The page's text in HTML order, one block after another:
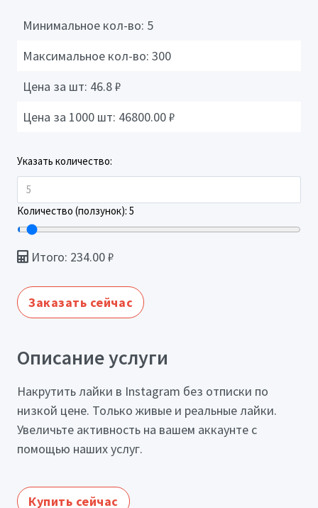
Минимальное кол-во: 5
Максимальное кол-во: 300
Цена за шт: 46.8₽
Цена за 1000 шт: 46800.00₽
Указать количество:
Количество (ползунок): 5
Итого: 234.00₽
Заказать сейчас
Описание услуги
Накрутить лайки в Instagram без отписки по
низкой цене. Только живые и реальные лайки.
Увеличьте активность на вашем аккаунте с
помощью наших услуг.
Купить сейчас